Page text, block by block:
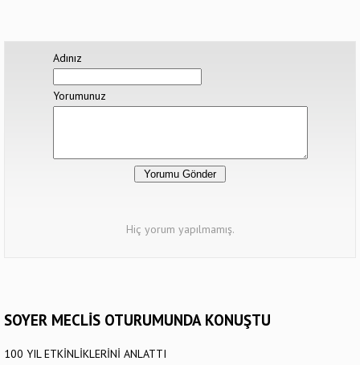
Adınız
Yorumunuz
Hiç yorum yapılmamış.
SOYER MECLİS OTURUMUNDA KONUŞTU
100 YIL ETKİNLİKLERİNİ ANLATTI